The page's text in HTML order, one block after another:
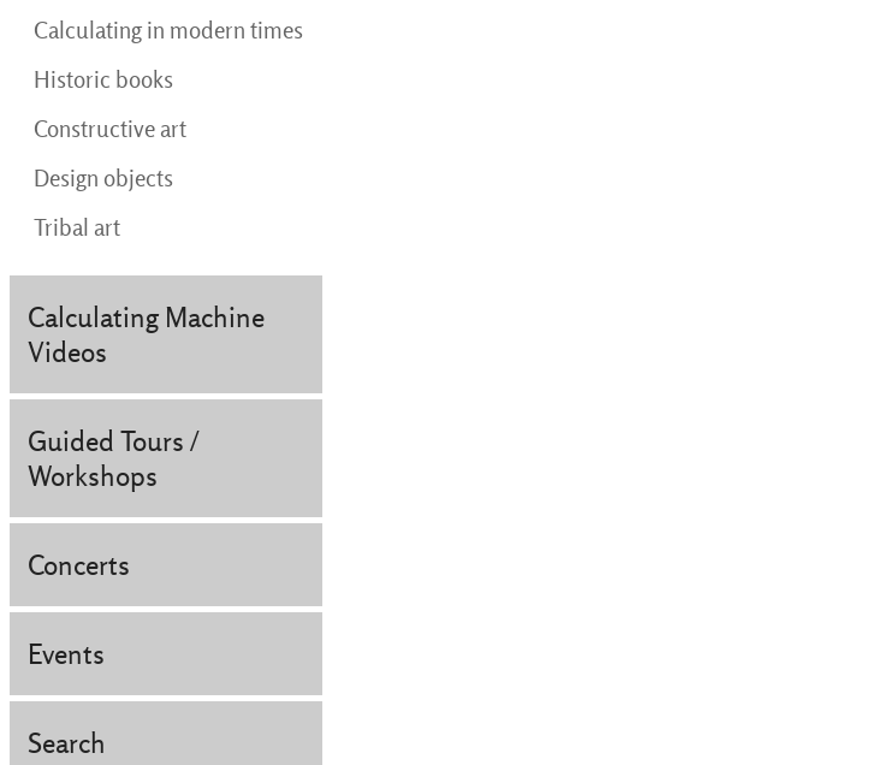
Calculating in modern times
Historic books
Constructive art
Design objects
Tribal art
Calculating Machine
Videos
Guided Tours /
Workshops
Concerts
Events
Search